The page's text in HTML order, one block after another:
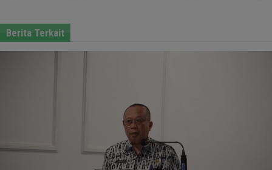
Berita Terkait